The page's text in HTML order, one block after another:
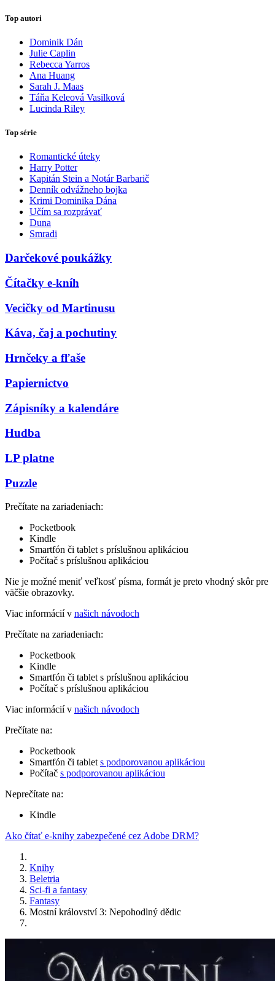
Top autori
Dominik Dán
Julie Caplin
Rebecca Yarros
Ana Huang
Sarah J. Maas
Táňa Keleová Vasilková
Lucinda Riley
Top série
Romantické úteky
Harry Potter
Kapitán Stein a Notár Barbarič
Denník odvážneho bojka
Krimi Dominika Dána
Učím sa rozprávať
Duna
Smradi
Darčekové poukážky
Čítačky e-kníh
Vecičky od Martinusu
Káva, čaj a pochutiny
Hrnčeky a fľaše
Papiernictvo
Zápisníky a kalendáre
Hudba
LP platne
Puzzle
Prečítate na zariadeniach:
Pocketbook
Kindle
Smartfón či tablet s príslušnou aplikáciou
Počítač s príslušnou aplikáciou
Nie je možné meniť veľkosť písma, formát je preto vhodný skôr pre
väčšie obrazovky.
Viac informácií v našich návodoch
Prečítate na zariadeniach:
Pocketbook
Kindle
Smartfón či tablet s príslušnou aplikáciou
Počítač s príslušnou aplikáciou
Viac informácií v našich návodoch
Prečítate na:
Pocketbook
Smartfón či tablet s podporovanou aplikáciou
Počítač s podporovanou aplikáciou
Neprečítate na:
Kindle
Ako čítať e-knihy zabezpečené cez Adobe DRM?
Knihy
Beletria
Sci-fi a fantasy
Fantasy
Mostní království 3: Nepohodlný dědic